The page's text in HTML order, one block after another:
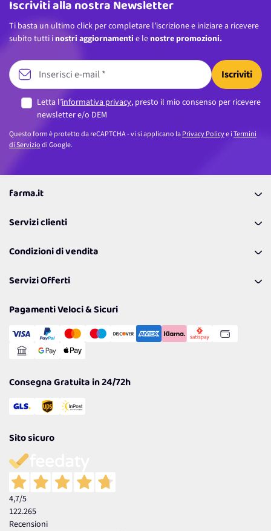
Iscriviti alla nostra Newsletter
Ti basta un ultimo click per completare l’iscrizione e iniziare a ricevere
subito tutti i nostri aggiornamenti e le nostre promozioni.
Iscriviti
Letta l’informativa privacy, presto il mio consenso per ricevere
newsletter e/o DEM
Questo form è protetto da reCAPTCHA - vi si applicano laPrivacy Policye iTermini
di Serviziodi Google.
farma.it
Coupon
Lavora con noi
Politiche per la parità di genere
Servizi clienti
Richiamami
Resi
Condizioni di vendita
Spedizioni
Cookie Policy
Gestisci Cookie
Servizi Offerti
Reso Facile e Veloce
Pagamenti Veloci & Sicuri
Consegna Gratuita in 24/72h
Sito sicuro
4,7/5
122.265
Recensioni